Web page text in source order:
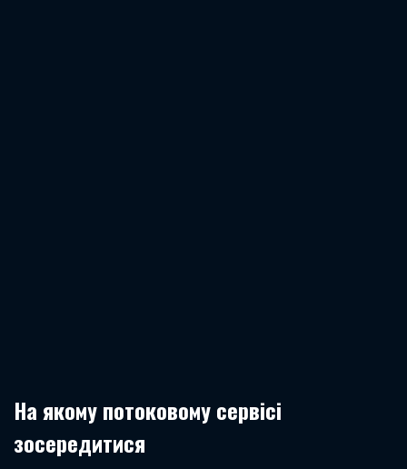
На якому потоковому сервісі
зосередитися